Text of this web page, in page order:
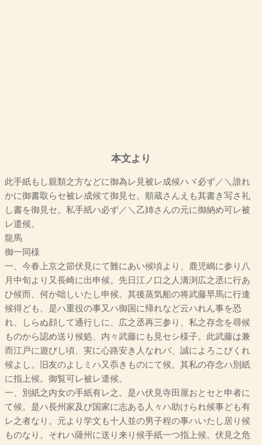
本文より
此手紙もし親類之方などに御為レ見被レ成候ハヾ必ず／＼誰れ
かに御書取らセ被レ成候て御見セ。順蔵さんえも其書き写さ礼
し書を御見セ。私手紙ハ必ず／＼乙姉さんの元に御納め可レ被
レ遣候。
龍馬
御一同様
一、今春上京之節伏見にて難にあい候頃より、鹿児嶋に参り八
月中旬より又長崎に出申候。先日江ノ口之人溝渕広之丞に行あ
ひ候而、何か咄しいたし申候。其後蒸気船の将武藤早馬に行逢
候得ども、是ハ重役の事又ハ御国に帰れなど云ハれん事を恐
れ、しらぬ顔して通行しに、広之丞再三参り、私之存念を尋候
ものから認め送り候処、内々武藤にも見セシ様子。此武藤は兼
而江戸に遊びし頃、実に心路安き人なれバ、誠によろこびくれ
候よし。旧友のよしミハ又忝きものにて候。其私の存念ハ別紙
に指上候。御覧可レ被レ遣候。
一、別紙之内女の手紙有レ之。是ハ伏見寺田屋おとセと申者に
て候。是ハ長州家及び国家に志ある人々ハ助けられ候事ども有
レ之者なり。元より学文も十人並の男子程の事ハいたし居り候
ものなり。それハ薩州に送り来り候手紙一つ指上候。伏見之危